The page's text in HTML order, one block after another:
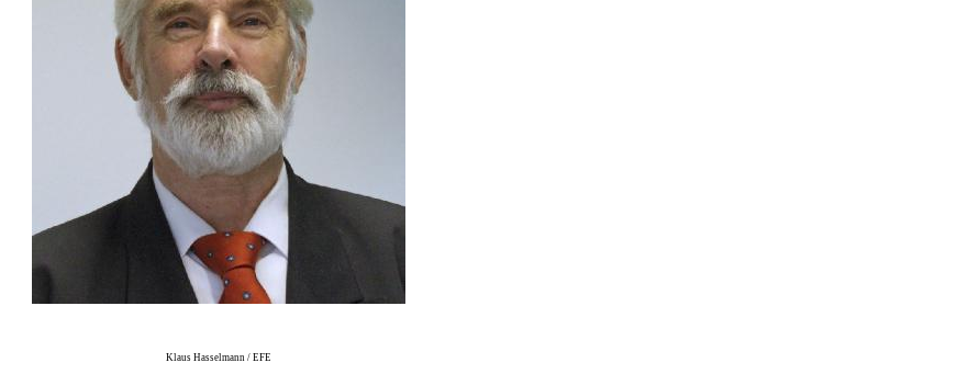
Klaus Hasselmann / EFE